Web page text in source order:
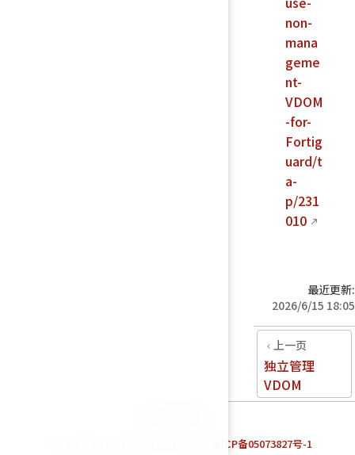
non-
mana
geme
nt-
VDOM
-for-
Fortig
uard/t
a-
p/231
010
最近更新:
2026/6/15 18:05
上一页
独立管理
VDOM
京ICP备05073827号-1